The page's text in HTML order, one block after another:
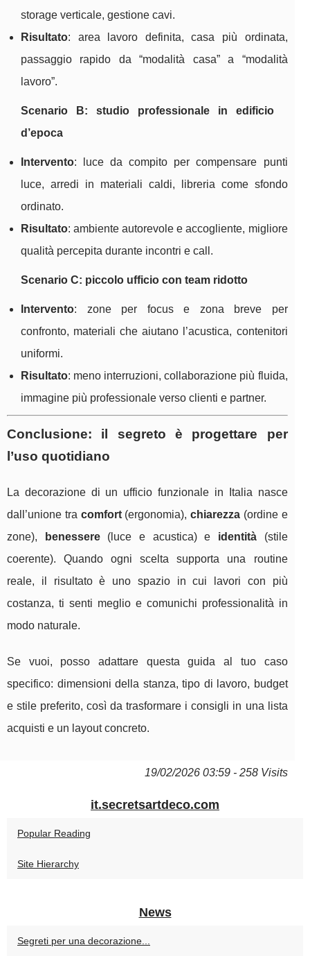
storage verticale, gestione cavi.
Risultato: area lavoro definita, casa più ordinata,
passaggio rapido da “modalità casa” a “modalità
lavoro”.
Scenario B: studio professionale in edificio
d’epoca
Intervento: luce da compito per compensare punti
luce, arredi in materiali caldi, libreria come sfondo
ordinato.
Risultato: ambiente autorevole e accogliente, migliore
qualità percepita durante incontri e call.
Scenario C: piccolo ufficio con team ridotto
Intervento: zone per focus e zona breve per
confronto, materiali che aiutano l’acustica, contenitori
uniformi.
Risultato: meno interruzioni, collaborazione più fluida,
immagine più professionale verso clienti e partner.
Conclusione: il segreto è progettare per
l’uso quotidiano
La decorazione di un ufficio funzionale in Italia nasce
dall’unione tra comfort(ergonomia),chiarezza (ordine e
zone),
benessere(luce e acustica) e identità(stile
coerente). Quando ogni scelta supporta una routine
reale, il risultato è uno spazio in cui lavori con più
costanza, ti senti meglio e comunichi professionalità in
modo naturale.
Se vuoi, posso adattare questa guida al tuo caso
specifico: dimensioni della stanza, tipo di lavoro, budget
e stile preferito, così da trasformare i consigli in una lista
acquisti e un layout concreto.
19/02/2026 03:59 - 258 Visits
it.secretsartdeco.com
Popular Reading
Site Hierarchy
News
Segreti per una decorazione...